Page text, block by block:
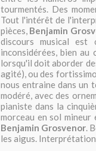
tourmentés. Des
Tout l'intérêt de
pièces, Benjamin
discours musical est
inconsidérées, bien au
lorsqu'il doit aborder
agité), ou des
nous entraine dans un
modéré, avec des
pianiste dans la
morceau en sol
Benjamin Grosvenor.
les aigus.